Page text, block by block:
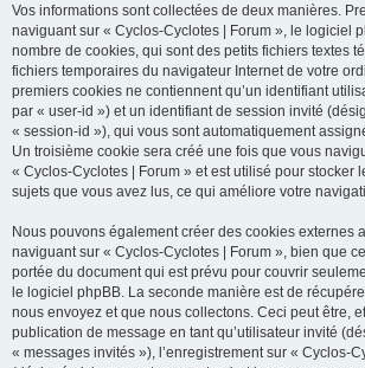
Vos informations sont collectées de deux manières.
naviguant sur « Cyclos-Cyclotes | Forum », le logiciel
nombre de cookies, qui sont des petits fichiers textes
fichiers temporaires du navigateur Internet de votre
premiers cookies ne contiennent qu’un identifiant
par « user-id ») et un identifiant de session invité
« session-id »), qui vous sont automatiquement
Un troisième cookie sera créé une fois que vous
« Cyclos-Cyclotes | Forum » et est utilisé pour stocker
sujets que vous avez lus, ce qui améliore votre
Nous pouvons également créer des cookies externes
naviguant sur « Cyclos-Cyclotes | Forum », bien que
portée du document qui est prévu pour couvrir
le logiciel phpBB. La seconde manière est de
nous envoyez et que nous collectons. Ceci peut être,
publication de message en tant qu’utilisateur invité
« messages invités »), l’enregistrement sur « Cyclos-